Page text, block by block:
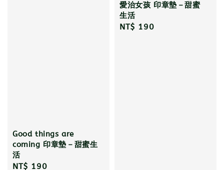
Good things are
coming 印章墊－甜蜜生
活
Regular
NT$ 190
愛治女孩 印章墊－甜蜜
生活
Regular
NT$ 190